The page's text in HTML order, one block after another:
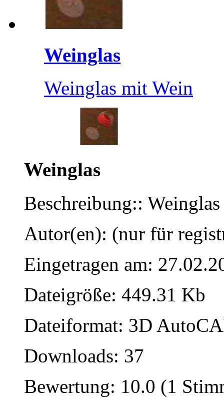
Weinglas
Weinglas mit Wein
Weinglas
Beschreibung::
Autor(en): (nur für
Eingetragen am:
Dateigröße: 449.31 Kb
Dateiformat: 3D
Downloads: 37
Bewertung: 10.0 (1